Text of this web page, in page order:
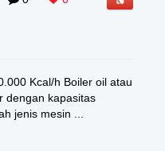
Kcal/h Boiler oil atau
dengan kapasitas
jenis mesin ...